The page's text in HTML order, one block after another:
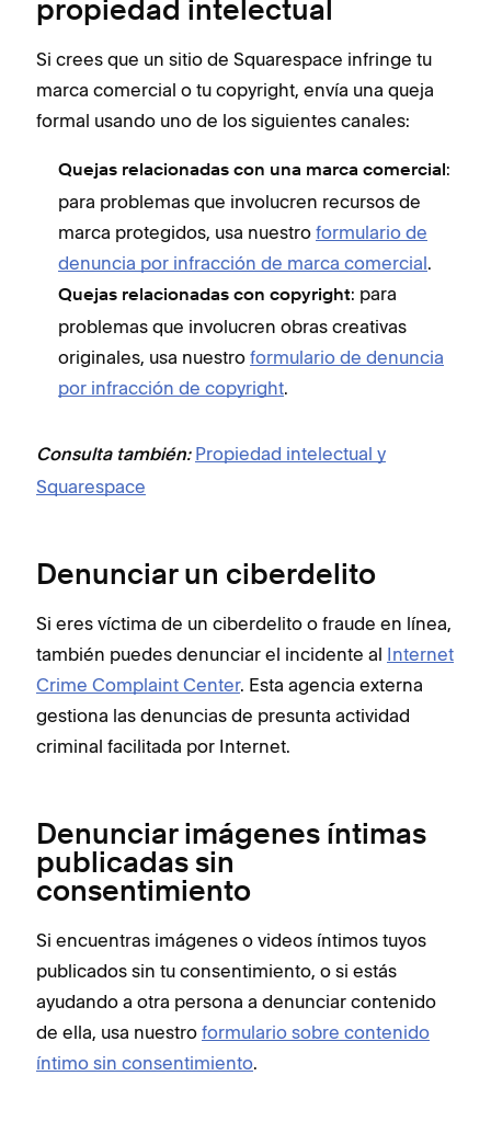
propiedad intelectual
Si crees que un sitio de Squarespace infringe tu
marca comercial o tu copyright, envía una queja
formal usando uno de los siguientes canales:
Quejas relacionadas con una marca comercial :
para problemas que involucren recursos de
marca protegidos, usa nuestro formulario de
denuncia por infracción de marca comercial.
Quejas relacionadas con copyright: para
problemas que involucren obras creativas
originales, usa nuestro formulario de denuncia
por infracción de copyright.
Consulta también: Propiedad intelectual y
Squarespace
Denunciar un ciberdelito
Si eres víctima de un ciberdelito o fraude en línea,
también puedes denunciar el incidente al Internet
Crime Complaint Center. Esta agencia externa
gestiona las denuncias de presunta actividad
criminal facilitada por Internet.
Denunciar imágenes íntimas
publicadas sin
consentimiento
Si encuentras imágenes o videos íntimos tuyos
publicados sin tu consentimiento, o si estás
ayudando a otra persona a denunciar contenido
de ella, usa nuestro formulario sobre contenido
íntimo sin consentimiento.